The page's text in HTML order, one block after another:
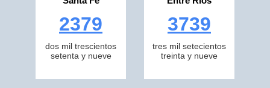
2379
dos mil trescientos
setenta y nueve
3739
tres mil setecientos
treinta y nueve